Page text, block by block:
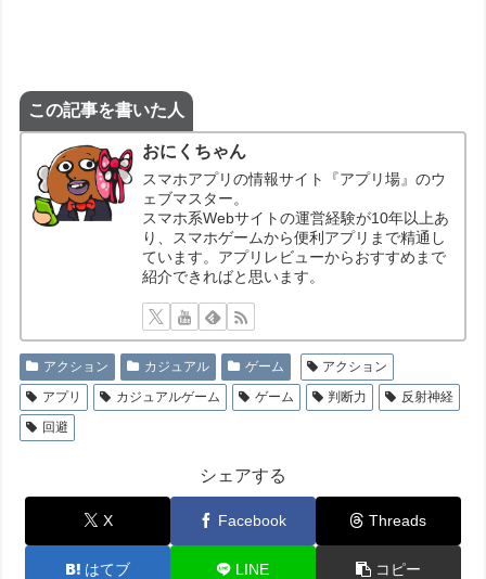
この記事を書いた人
おにくちゃん
スマホアプリの情報サイト『アプリ場』のウ
ェブマスター。
スマホ系Webサイトの運営経験が10年以上あ
り、スマホゲームから便利アプリまで精通し
ています。アプリレビューからおすすめまで
紹介できればと思います。
アクション カジュアル ゲーム
アクション
アプリ
カジュアルゲーム ゲーム 判断力
反射神経
回避
シェアする
X Facebook Threads
はてブ LINE コピー